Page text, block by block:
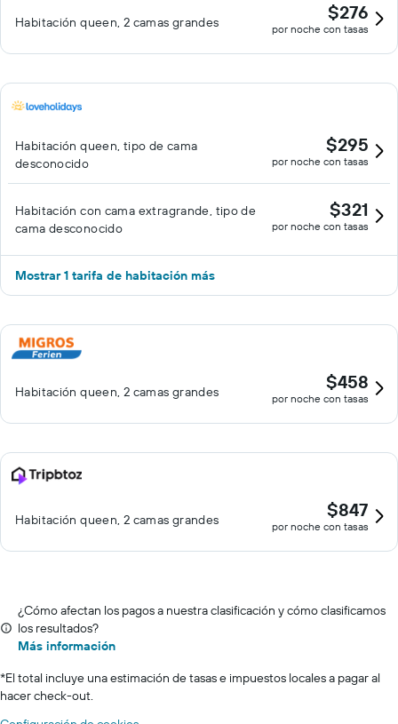
Habitación queen, 2 camas grandes $276
por noche con tasas
Habitación queen, tipo de cama
desconocido
$295
por noche con tasas
Habitación con cama extragrande, tipo de
cama desconocido
$321
por noche con tasas
Mostrar 1 tarifa de habitación más
Habitación queen, 2 camas grandes $458
por noche con tasas
Habitación queen, 2 camas grandes $847
por noche con tasas
¿Cómo afectan los pagos a nuestra clasificación y cómo clasificamos
los resultados?
Más información
*El total incluye una estimación de tasas e impuestos locales a pagar al
hacer check-out.